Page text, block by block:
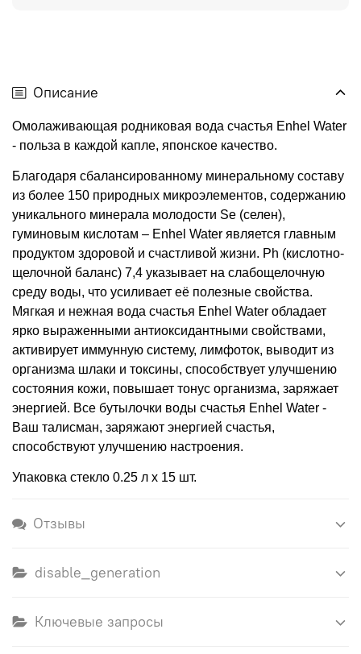
Описание
Омолаживающая родниковая вода счастья Enhel Water
- польза в каждой капле, японское качество.
Благодаря сбалансированному минеральному составу
из более 150 природных микроэлементов, содержанию
уникального минерала молодости Se (селен),
гуминовым кислотам – Enhel Water является главным
продуктом здоровой и счастливой жизни. Ph (кислотно-
щелочной баланс) 7,4 указывает на слабощелочную
среду воды, что усиливает её полезные свойства.
Мягкая и нежная вода счастья Enhel Water обладает
ярко выраженными антиоксидантными свойствами,
активирует иммунную систему, лимфоток, выводит из
организма шлаки и токсины, способствует улучшению
состояния кожи, повышает тонус организма, заряжает
энергией. Все бутылочки воды счастья Enhel Water -
Ваш талисман, заряжают энергией счастья,
способствуют улучшению настроения.
Упаковка стекло 0.25 л х 15 шт.
Отзывы
disable_generation
Ключевые запросы